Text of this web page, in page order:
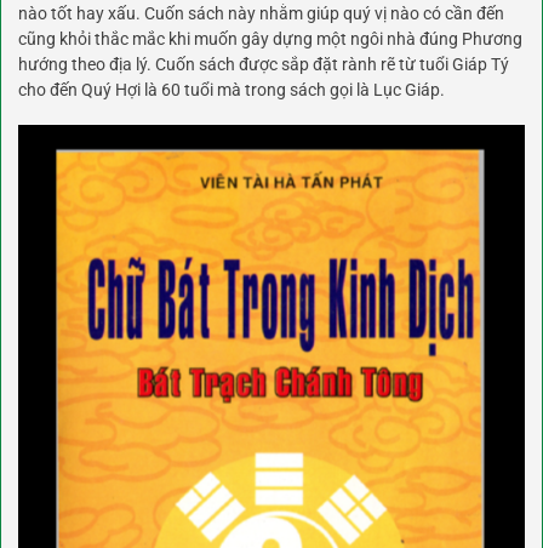
nào tốt hay xấu. Cuốn sách này nhằm giúp quý vị nào có cần đến
cũng khỏi thắc mắc khi muốn gây dựng một ngôi nhà đúng Phương
hướng theo địa lý. Cuốn sách được sắp đặt rành rẽ từ tuổi Giáp Tý
cho đến Quý Hợi là 60 tuổi mà trong sách gọi là Lục Giáp.